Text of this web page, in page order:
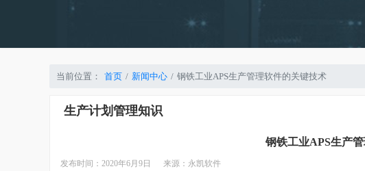
当前位置： 首页 新闻中心 钢铁工业APS生产管理软件的关键技术
生产计划管理知识
钢铁工业APS生产
发布时间： 2020年6月9日 来源：永凯软件